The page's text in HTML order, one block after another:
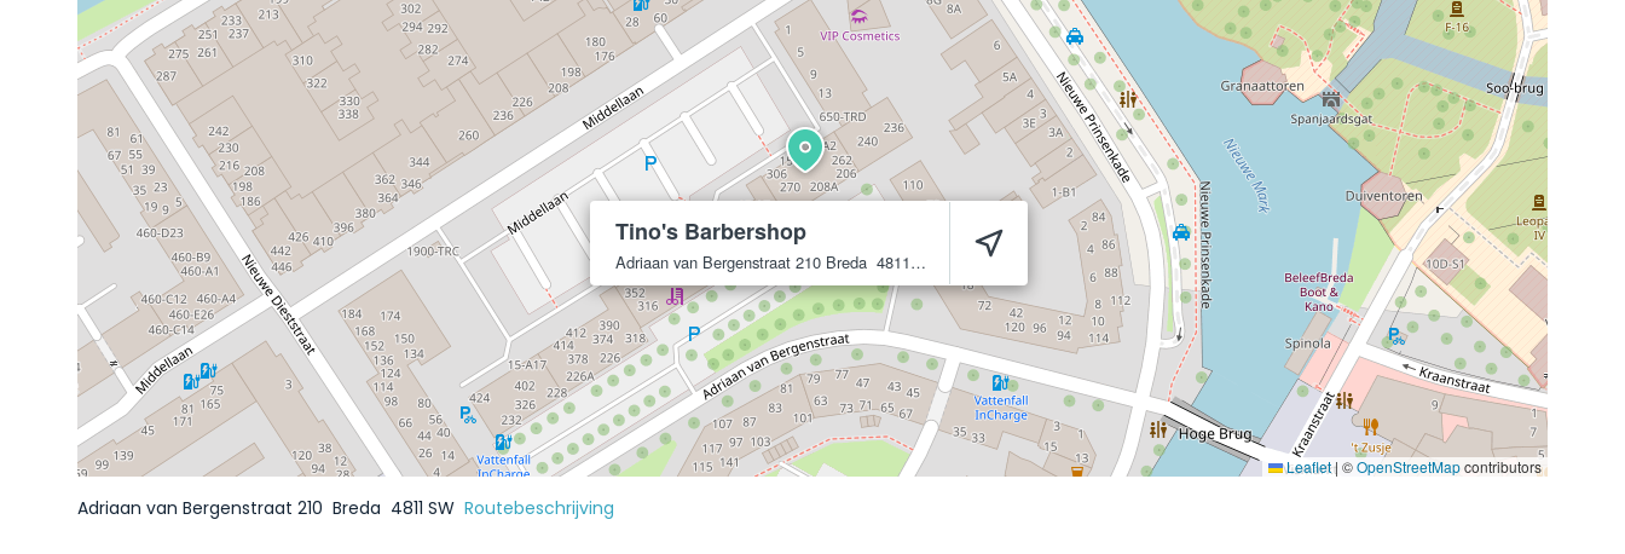
Tino's Barbershop
Adriaan van Bergenstraat 210 Breda 4811 SW
Leaflet| ©OpenStreetMapcontributors
Adriaan van Bergenstraat 210 Breda 4811 SW Routebeschrijving